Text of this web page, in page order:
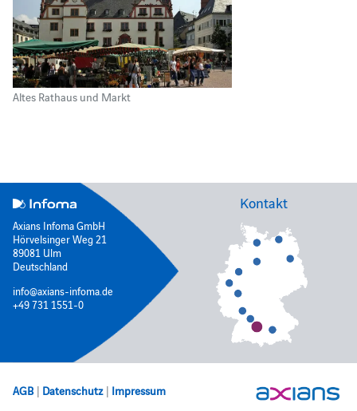
Altes Rathaus und Markt
Axians Infoma GmbH
Hörvelsinger Weg 21
89081 Ulm
Deutschland
info@axians-infoma.de
+49 731 1551-0
Kontakt
AGB | Datenschutz | Impressum